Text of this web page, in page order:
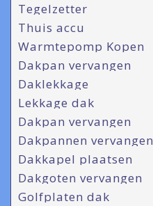
Tegelzetter
Thuis accu
Warmtepomp Kopen
Dakpan vervangen
Daklekkage
Lekkage dak
Dakpan vervangen
Dakpannen vervangen
Dakkapel plaatsen
Dakgoten vervangen
Golfplaten dak